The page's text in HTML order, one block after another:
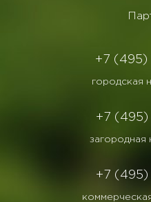
+7 (495)
городская
+7 (495)
загородная
+7 (495)